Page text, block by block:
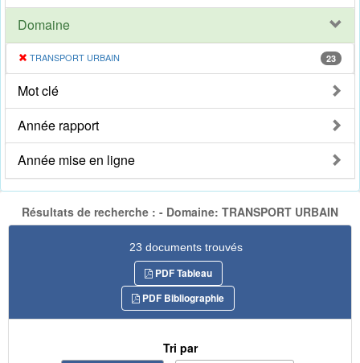
Domaine
TRANSPORT URBAIN 23
Mot clé
Année rapport
Année mise en ligne
Résultats de recherche : - Domaine: TRANSPORT URBAIN
23 documents trouvés
PDF Tableau
PDF Bibliographie
Tri par